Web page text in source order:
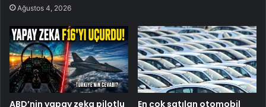
Ağustos 4, 2026
ABD’nin yapay zeka pilotlu En çok satılan otomobil